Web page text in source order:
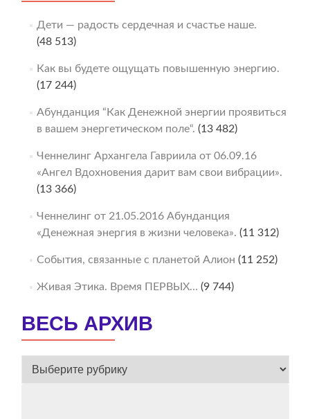
Дети — радость сердечная и счастье наше.
(48 513)
Как вы будете ощущать повышенную энергию.
(17 244)
Абунданция “Как Денежной энергии проявиться
в вашем энергетическом поле“. (13 482)
Ченнелинг Архангела Гавриила от 06.09.16
«Ангел Вдохновения дарит вам свои вибрации».
(13 366)
Ченнелинг от 21.05.2016 Абунданция
«Денежная энергия в жизни человека». (11 312)
События, связанные с планетой Алион (11 252)
Живая Этика. Время ПЕРВЫХ… (9 744)
ВЕСЬ АРХИВ
ВЕСЬ